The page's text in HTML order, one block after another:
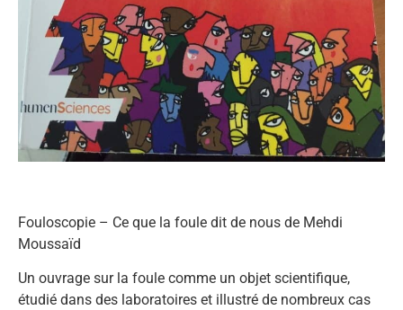
Fouloscopie – Ce que la foule dit de nous de Mehdi
Moussaïd
Un ouvrage sur la foule comme un objet scientifique,
étudié dans des laboratoires et illustré de nombreux cas